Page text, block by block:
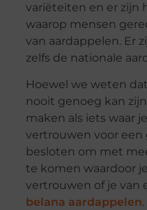
variëteiten en er zijn
waarop mensen
van aardappelen. Er
zelfs de nationale
Hoewel we weten
nooit genoeg kan
maken als iets waar
vertrouwen voor een
besloten om met
te komen waardoor
vertrouwen of je van
belana aardappelen.